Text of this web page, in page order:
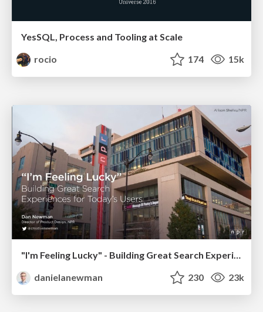
YesSQL, Process and Tooling at Scale
rocio
174 15k
"I'm Feeling Lucky" - Building Great Search Experiences for Today's Users (#IAC19)
danielanewman
230 23k